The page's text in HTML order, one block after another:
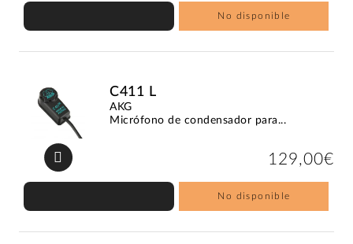
No disponible
C411 L
AKG
Micrófono de condensador para...
129,00€
No disponible